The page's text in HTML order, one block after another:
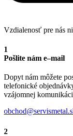
Vzdialenosť pre nás
1
Pošlite nám e–mail
Dopyt nám môžete
telefonické
vzájomnej
2